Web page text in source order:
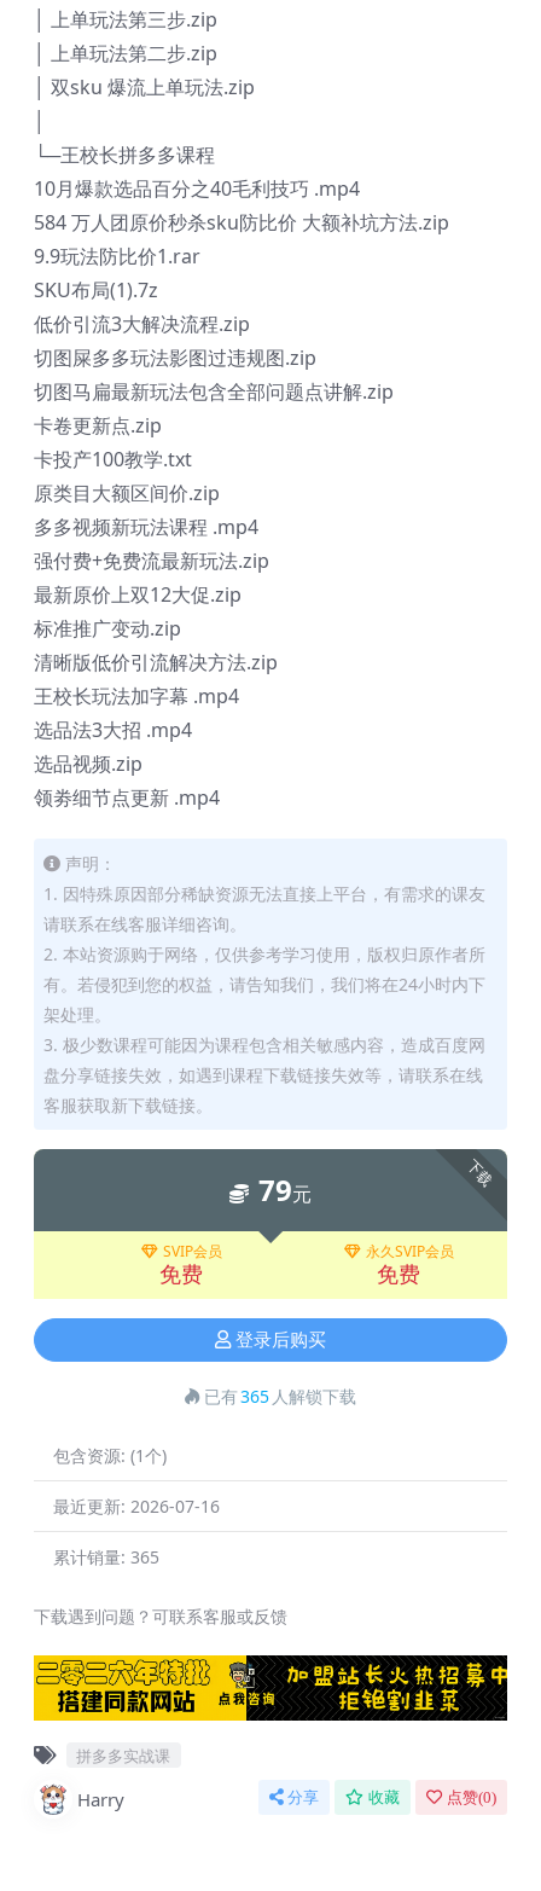
│ 上单玩法第三步.zip
│ 上单玩法第二步.zip
│ 双sku 爆流上单玩法.zip
└─王校长拼多多课程
10月爆款选品百分之40毛利技巧 .mp4
584 万人团原价秒杀sku防比价 大额补坑方法.zip
9.9玩法防比价1.rar
SKU布局(1).7z
低价引流3大解决流程.zip
切图屎多多玩法影图过违规图.zip
切图马扁最新玩法包含全部问题点讲解.zip
卡卷更新点.zip
卡投产100教学.txt
原类目大额区间价.zip
多多视频新玩法课程 .mp4
强付费+免费流最新玩法.zip
最新原价上双12大促.zip
标准推广变动.zip
清晰版低价引流解决方法.zip
王校长玩法加字幕 .mp4
选品法3大招 .mp4
选品视频.zip
领劵细节点更新 .mp4
声明：
1. 因特殊原因部分稀缺资源无法直接上平台，有需求的课友
请联系在线客服详细咨询。
2. 本站资源购于网络，仅供参考学习使用，版权归原作者所
有。若侵犯到您的权益，请告知我们，我们将在24小时内下
架处理。
3. 极少数课程可能因为课程包含相关敏感内容，造成百度网
盘分享链接失效，如遇到课程下载链接失效等，请联系在线
客服获取新下载链接。
下载
79元
SVIP会员
免费
永久SVIP会员
免费
登录后购买
已有365 人解锁下载
包含资源: (1个)
最近更新: 2026-07-16
累计销量: 365
下载遇到问题？可联系客服或反馈
拼多多实战课
Harry 分享 收藏 点赞(0)